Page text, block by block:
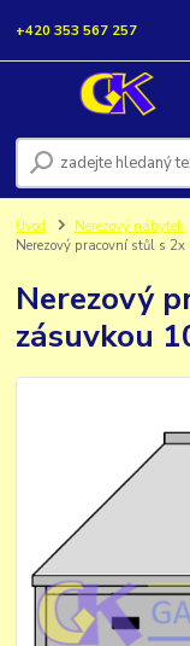
+420 353 567 257
Úvod Nerezový nábytek
Nerezový pracovní stůl s
Nerezový
zásuvkou